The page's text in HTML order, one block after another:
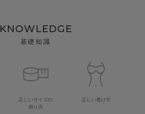
KNOWLEDGE
基礎知識
正しいサイズの
測り方
正しい着け方